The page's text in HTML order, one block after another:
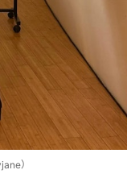
）